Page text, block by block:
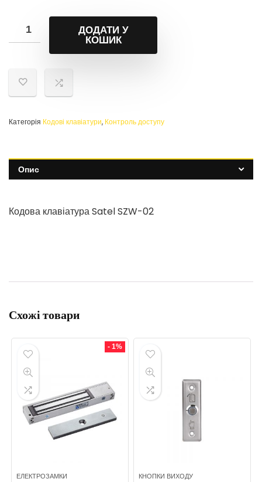
ДОДАТИ У
КОШИК
Категорія Кодові клавіатури, Контроль доступу
Опис
Кодова клавіатура Satel SZW-02
Схожі товари
- 1%
ЕЛЕКТРОЗАМКИ КНОПКИ ВИХОДУ